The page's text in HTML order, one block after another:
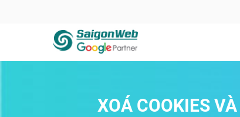
XOÁ COOKIES